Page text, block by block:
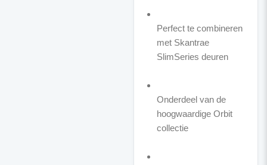
Perfect te combineren
met Skantrae
SlimSeries deuren
Onderdeel van de
hoogwaardige Orbit
collectie